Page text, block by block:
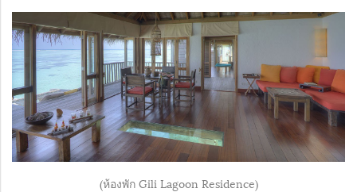
(ห้องพัก Gili Lagoon Residence)